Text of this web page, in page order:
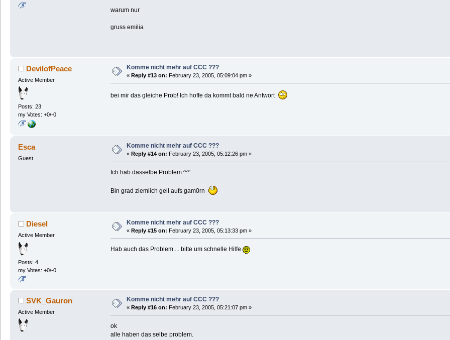
warum nur
gruss emilia
DevilofPeace
Active Member
Posts: 23
my Votes: +0/-0
Komme nicht mehr auf CCC ???
« Reply #13 on: February 23, 2005, 05:09:04 pm »
bei mir das gleiche Prob! Ich hoffe da kommt bald ne Antwort
Esca
Guest
Komme nicht mehr auf CCC ???
« Reply #14 on: February 23, 2005, 05:12:26 pm »
Ich hab dasselbe Problem ^^'
Bin grad ziemlich geil aufs gam0rn
Diesel
Active Member
Posts: 4
my Votes: +0/-0
Komme nicht mehr auf CCC ???
« Reply #15 on: February 23, 2005, 05:13:33 pm »
Hab auch das Problem ... bitte um schnelle Hilfe
SVK_Gauron
Active Member
Komme nicht mehr auf CCC ???
« Reply #16 on: February 23, 2005, 05:21:07 pm »
ok
alle haben das selbe problem.